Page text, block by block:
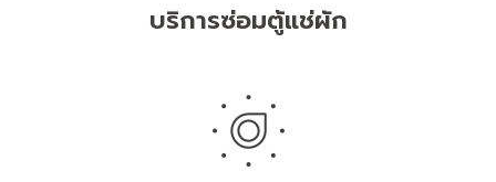
บริการซ่อมตู้แช่ผัก